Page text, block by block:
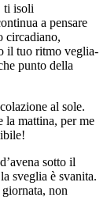
ti isoli
a pensare
circadiano,
il tuo ritmo veglia-
punto della
al sole.
la mattina, per me
sotto il
sveglia è svanita.
non